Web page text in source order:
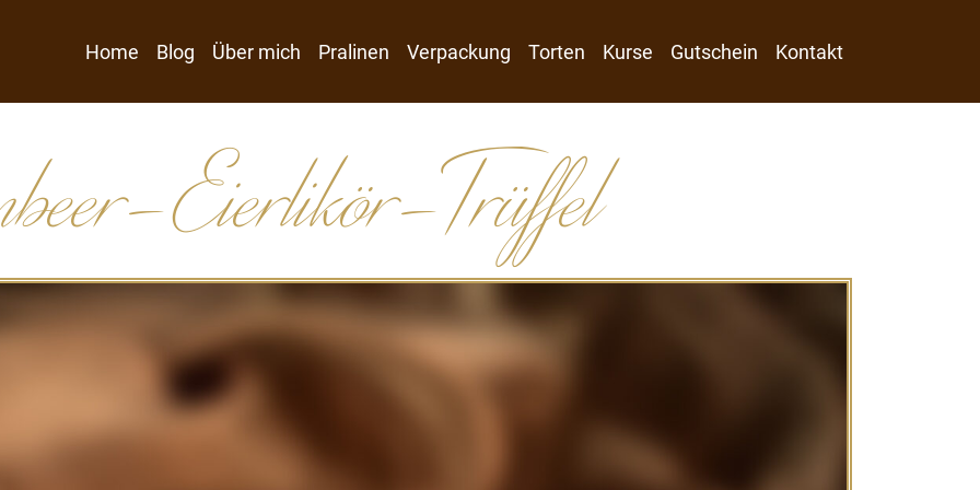
Home Blog Über mich Pralinen Verpackung Torten Kurse Gutschein Kontakt
Eierlikör-Trüffel